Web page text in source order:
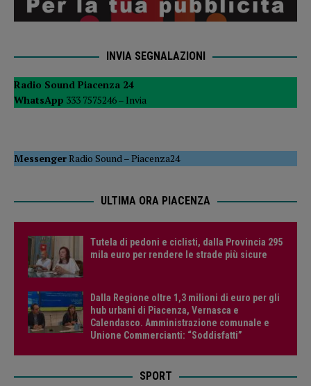
INVIA SEGNALAZIONI
Radio Sound Piacenza 24
WhatsApp 333 7575246 – Invia
MessengerRadio Sound–Piacenza24
ULTIMA ORA PIACENZA
Tutela di pedoni e ciclisti, dalla Provincia 295
mila euro per rendere le strade più sicure
Dalla Regione oltre 1,3 milioni di euro per gli
hub urbani di Piacenza, Vernasca e
Calendasco. Amministrazione comunale e
Unione Commercianti: “Soddisfatti”
SPORT